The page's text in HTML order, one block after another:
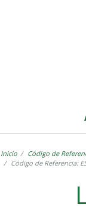
Inicio
Código de
Código de Referencia: